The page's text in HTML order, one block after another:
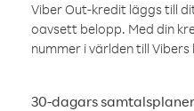
Viber Out-kredit läggs till
oavsett belopp. Med din
nummer i världen till Vibers
30-dagars samtalsplaner